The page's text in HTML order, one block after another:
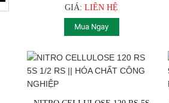
GIÁ:LIÊN HỆ
Mua Ngay